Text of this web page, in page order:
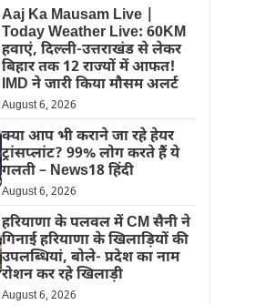
Aaj Ka Mausam Live |
Today Weather Live: 60KM
हवाएं, दिल्ली-उत्तराखंड से लेकर
बिहार तक 12 राज्यों में आफत!
IMD ने जारी किया मौसम अलर्ट
August 6, 2026
क्या आप भी कराने जा रहे हेयर
ट्रांसप्लांट? 99% लोग करते हैं ये
गलती – News18 हिंदी
August 6, 2026
हरियाणा के पलवल में CM सैनी ने
गिनाई हरियाणा के खिलाड़ियों की
उपलब्धियां, बोले- प्रदेश का नाम
रोशन कर रहे खिलाड़ी
August 6, 2026